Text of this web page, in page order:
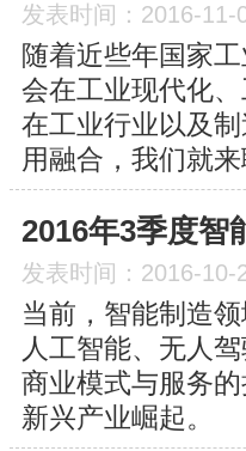
发表时间：2016-11-
随着近些年国家
会在工业现代化
在工业行业以及
用融合，我们就
2016年3季度智
发表时间：2016-10-
当前，智能制造
人工智能、无人
商业模式与服务
新兴产业崛起。